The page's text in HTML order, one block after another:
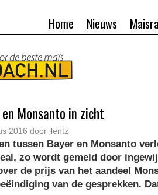
Nieuws
Home
Monsanto in zicht
2016 door jlentz
tussen Bayer en Monsanto
zo wordt gemeld door
de prijs van het aandeel
van de gesprekken.